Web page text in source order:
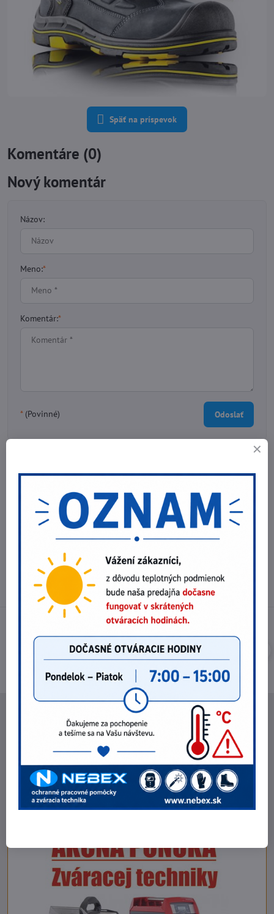
Späť na príspevok
Komentáre (0)
Nový komentár
Názov:
Meno:*
Komentár:*
*(Povinné) Odoslať
Telefónne čísla
0903 40 80 66 / 0907 62 44 82
E-mail
Otváracie hodiny
Pondelok - Piatok 8:00 - 16:00 hod.
(obed 11:30 - 12:30 hod.)
NEBEX s.r.o.
Fakturačné údaje
Fotogaléria
POZRI NA ZĽAVY !